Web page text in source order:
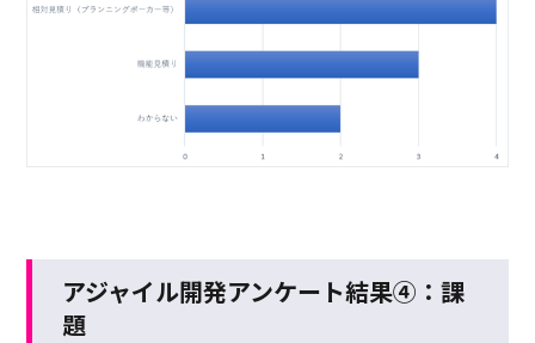
アジャイル開発アンケート結果④：課
題